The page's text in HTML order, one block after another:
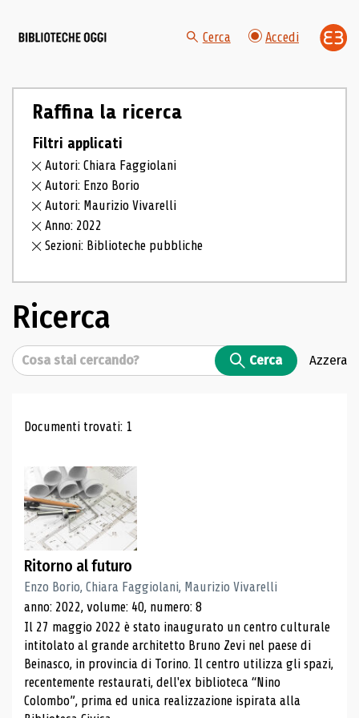
Cerca Accedi
Raffina la ricerca
Filtri applicati
Autori: Chiara Faggiolani
Autori: Enzo Borio
Autori: Maurizio Vivarelli
Anno: 2022
Sezioni: Biblioteche pubbliche
Ricerca
Cerca Cerca Azzera
Risultati di ricerca
Documenti trovati: 1
Ritorno al futuro
Enzo Borio, Chiara Faggiolani, Maurizio Vivarelli
anno: 2022, volume: 40, numero: 8
Il 27 maggio 2022 è stato inaugurato un centro culturale
intitolato al grande architetto Bruno Zevi nel paese di
Beinasco, in provincia di Torino. Il centro utilizza gli spazi,
recentemente restaurati, dell'ex biblioteca “Nino
Colombo”, prima ed unica realizzazione ispirata alla